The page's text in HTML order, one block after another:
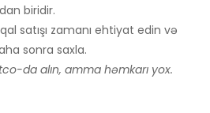
biridir.
satışı zamanı ehtiyat edin və
sonra saxla.
da alın, amma həmkarı yox.